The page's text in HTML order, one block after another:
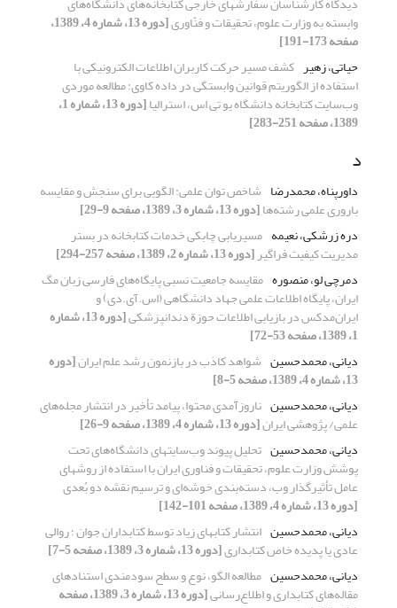
وابسته به وزارت علوم، تحقیقات و فنّاوری [دوره 13، شماره 4، 1389،
صفحه 173-191]
حیاتی، زهیر کشف مسیر حرکت کاربران اطلاعات الکترونیکی با
استفاده از الگوریتم قوانین وابستگی در داده کاوی: مطالعه موردی
وب‌سایت کتابخانه دانشگاه یو تی اس، استرالیا [دوره 13، شماره 1،
1389، صفحه 251-283]
د
داورپناه، محمدرضا شاخص توان علمی: الگویی برای سنجش و مقایسه
باروری علمی رشته‌ها[دوره 13، شماره 3، 1389، صفحه 9-29]
دره زرشکی، نعیمه مسیریابی چابکی خدمات کتابخانه در بستر
مدیریت کیفیت فراگیر[دوره 13، شماره 2، 1389، صفحه 257-294]
دمرچی لو، منصوره مقایسه جامعیت نسبی پایگاه‌های فارسی زبان مگ
ایران، پایگاه اطلاعات علمی جهاد دانشگاهی (اس.آی.دی) و
ایران‌مدکس در بازیابی اطلاعات حوزة دندانپزشکی [دوره 13، شماره
1، 1389، صفحه 53-72]
دیانی، محمدحسین شواهد کاذب در بازنمون رشد علم ایران[دوره
13، شماره 4، 1389، صفحه 5-8]
دیانی، محمدحسین ناروزآمدی محتوا، پیامد تأخیر در انتشار مجله‌های
علمی/ پژوهشی ایران[دوره 13، شماره 4، 1389، صفحه 9-26]
دیانی، محمدحسین تحلیل پیوند وب‌سایتهای دانشگاه‌های تحت
پوشش وزارت علوم، تحقیقات و فناوری ایران با استفاده از روشهای
عامل تأثیرگذار وب، دسته‌‌بندی خوشه‌ای و ترسیم نقشه دو بُعدی
[دوره 13، شماره 4، 1389، صفحه 101-142]
دیانی، محمدحسین انتشار کتابهای زیاد توسط کتابداران جوان ؛ روالی
عادی یا پدیده خاص کتابداری[دوره 13، شماره 3، 1389، صفحه 5-7]
دیانی، محمدحسین مطالعه الگو، نوع و سطح سودمندی استنادهای
مقاله‌های کتابداری و اطلاع‌رسانی [دوره 13، شماره 3، 1389، صفحه